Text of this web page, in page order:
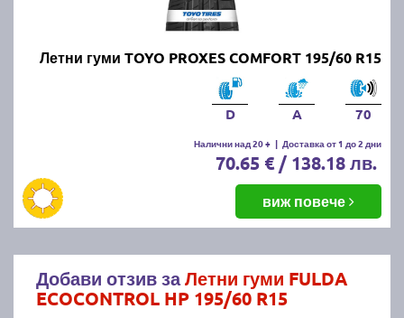
Летни гуми TOYO PROXES COMFORT 195/60 R15
D A 70
Налични над 20 + | Доставка от 1 до 2 дни
70.65 € / 138.18 лв.
виж повече
Добави отзив заЛетни гуми FULDA
ECOCONTROL HP 195/60 R15